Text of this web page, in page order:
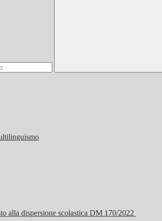
alla dispersione scolastica DM 170/2022